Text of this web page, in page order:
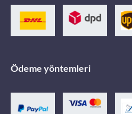
Ödeme yöntemleri